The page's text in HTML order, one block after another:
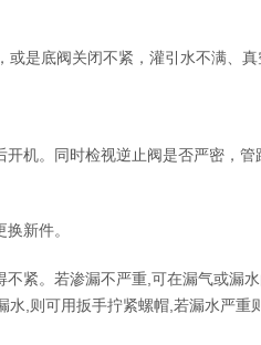
是底阀关闭不紧，灌引水不满、
机。同时检视逆止阀是否严密，
新件。
紧。若渗漏不严重,可在漏气或漏
水,则可用扳手拧紧螺帽,若漏水严